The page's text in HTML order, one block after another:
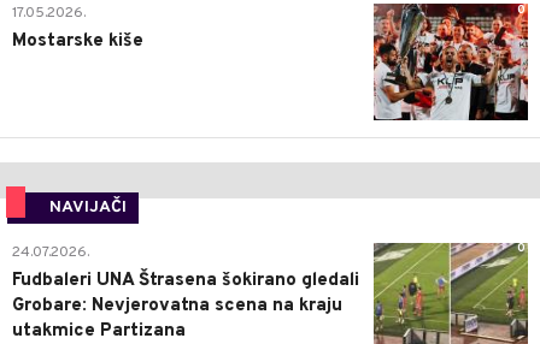
0
17.05.2026.
Mostarske kiše
NAVIJAČI
0
24.07.2026.
Fudbaleri UNA Štrasena šokirano gledali
Grobare: Nevjerovatna scena na kraju
utakmice Partizana